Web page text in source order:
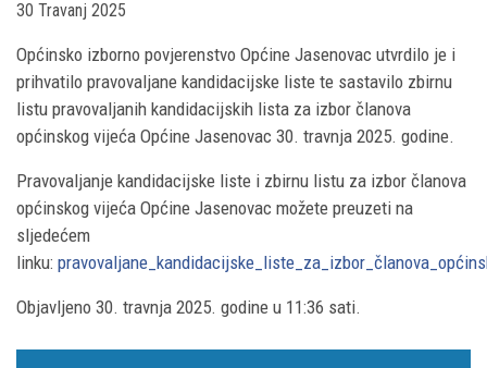
30 Travanj 2025
Općinsko izborno povjerenstvo Općine Jasenovac utvrdilo je i
prihvatilo pravovaljane kandidacijske liste te sastavilo zbirnu
listu pravovaljanih kandidacijskih lista za izbor članova
općinskog vijeća Općine Jasenovac 30. travnja 2025. godine.
Pravovaljanje kandidacijske liste i zbirnu listu za izbor članova
općinskog vijeća Općine Jasenovac možete preuzeti na
sljedećem
linku:
Objavljeno 30. travnja 2025. godine u 11:36 sati.